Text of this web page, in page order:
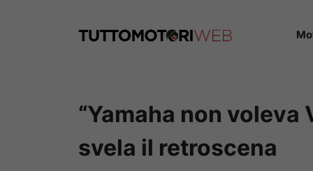
“Yamaha non voleva
svela il retroscena